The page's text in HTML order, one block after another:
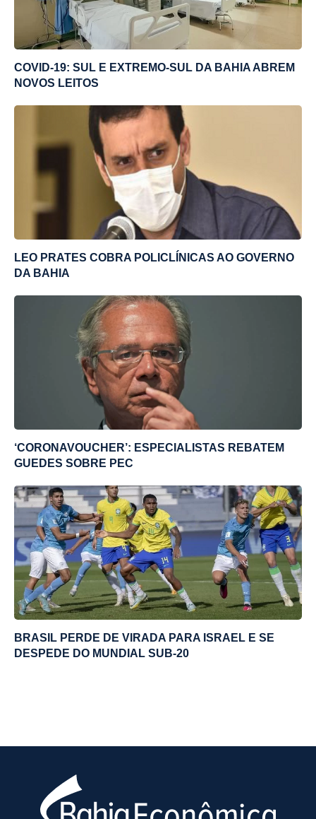
COVID-19: SUL E EXTREMO-SUL DA BAHIA ABREM
NOVOS LEITOS
LEO PRATES COBRA POLICLÍNICAS AO GOVERNO
DA BAHIA
‘CORONAVOUCHER’: ESPECIALISTAS REBATEM
GUEDES SOBRE PEC
BRASIL PERDE DE VIRADA PARA ISRAEL E SE
DESPEDE DO MUNDIAL SUB-20